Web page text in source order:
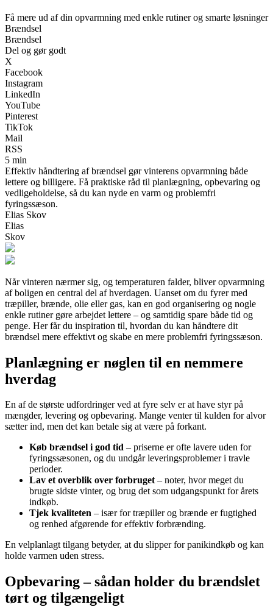
Få mere ud af din opvarmning med enkle rutiner og smarte løsninger
Brændsel
Brændsel
Del og gør godt
X
Facebook
Instagram
LinkedIn
YouTube
Pinterest
TikTok
Mail
RSS
5 min
Effektiv håndtering af brændsel gør vinterens opvarmning både
lettere og billigere. Få praktiske råd til planlægning, opbevaring og
vedligeholdelse, så du kan nyde en varm og problemfri
fyringssæson.
Elias Skov
Elias
Skov
Når vinteren nærmer sig, og temperaturen falder, bliver opvarmning
af boligen en central del af hverdagen. Uanset om du fyrer med
træpiller, brænde, olie eller gas, kan en god organisering og nogle
enkle rutiner gøre arbejdet lettere – og samtidig spare både tid og
penge. Her får du inspiration til, hvordan du kan håndtere dit
brændsel mere effektivt og skabe en mere problemfri fyringssæson.
Planlægning er nøglen til en nemmere
hverdag
En af de største udfordringer ved at fyre selv er at have styr på
mængder, levering og opbevaring. Mange venter til kulden for alvor
sætter ind, men det kan betale sig at være på forkant.
Køb brændsel i god tid – priserne er ofte lavere uden for
fyringssæsonen, og du undgår leveringsproblemer i travle
perioder.
Lav et overblik over forbruget– noter, hvor meget du
brugte sidste vinter, og brug det som udgangspunkt for årets
indkøb.
Tjek kvaliteten – især for træpiller og brænde er fugtighed
og renhed afgørende for effektiv forbrænding.
En velplanlagt tilgang betyder, at du slipper for panikindkøb og kan
holde varmen uden stress.
Opbevaring – sådan holder du brændslet
tørt og tilgængeligt